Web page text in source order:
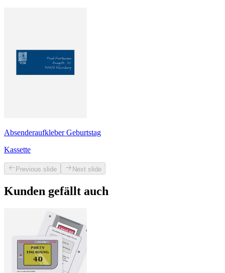
Absenderaufkleber Geburtstag
Kassette
Previous slide Next slide
Kunden gefällt auch